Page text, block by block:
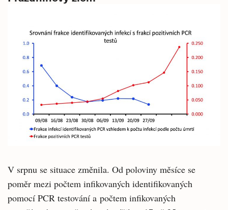
V srpnu se situace změnila. Od poloviny měsíce se
poměr mezi počtem infikovaných identifikovaných
pomocí PCR testování a počtem infikovaných